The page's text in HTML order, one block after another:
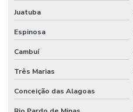
Juatuba
Espinosa
Cambuí
Três Marias
Conceição das Alagoas